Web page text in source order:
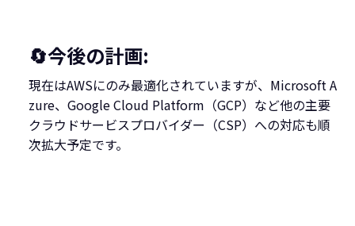
🔄今後の計画:
現在はAWSにのみ最適化されていますが、Microsoft A
zure、Google Cloud Platform（GCP）など他の主要
クラウドサービスプロバイダー（CSP）への対応も順
次拡大予定です。